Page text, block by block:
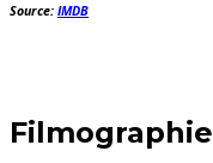
Source: IMDB
Filmographie